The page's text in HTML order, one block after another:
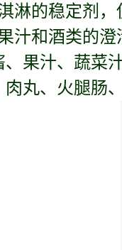
淋的稳定剂
和酒类的澄
果汁、蔬菜
丸、火腿肠